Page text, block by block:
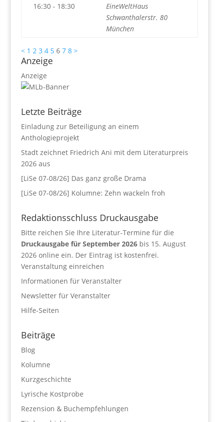
16:30 - 18:30
EineWeltHaus
Schwanthalerstr. 80
München
< 1 2 3 4 5 6 7 8 >
Anzeige
Anzeige
Letzte Beiträge
Einladung zur Beteiligung an einem
Anthologieprojekt
Stadt zeichnet Friedrich Ani mit dem Literaturpreis
2026 aus
[LiSe 07-08/26] Das ganz große Drama
[LiSe 07-08/26] Kolumne: Zehn wackeln froh
Redaktionsschluss Druckausgabe
Bitte reichen Sie Ihre Literatur-Termine für die
Druckausgabe für September 2026bis 15. August
2026 online ein. Der Eintrag ist kostenfrei.
Veranstaltung einreichen
Informationen für Veranstalter
Newsletter für Veranstalter
Hilfe-Seiten
Beiträge
Blog
Kolumne
Kurzgeschichte
Lyrische Kostprobe
Rezension & Buchempfehlungen